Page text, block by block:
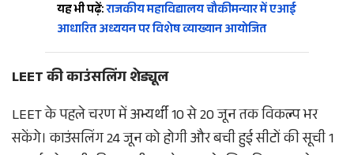
यह भी पढ़ें:राजकीय महाविद्यालय चौकीमन्यार में एआई
आधारित अध्ययन पर विशेष व्याख्यान आयोजित
LEET की काउंसलिंग शेड्यूल
LEET के पहले चरण में अभ्यर्थी 10 से 20 जून तक विकल्प भर
सकेंगे। काउंसलिंग 24 जून को होगी और बची हुई सीटों की सूची 1